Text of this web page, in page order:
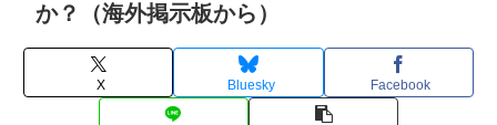
か？（海外掲示板から）
X Bluesky Facebook